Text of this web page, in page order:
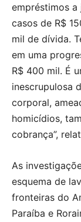
empréstimos a
casos de R$
mil de dívida.
em uma
R$ 400 mil. É
inescrupulosa
corporal,
homicídios,
cobrança”,
As
esquema de
fronteiras do
Paraíba e